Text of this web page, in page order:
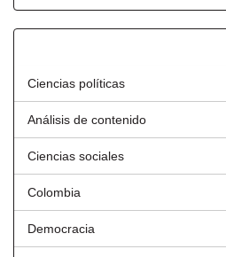
Ciencias políticas
Análisis de contenido
Ciencias sociales
Colombia
Democracia